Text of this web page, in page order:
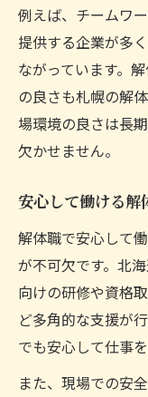
例えば、チームワ
提供する企業が多
ながっています。
の良さも札幌の解
場環境の良さは長
欠かせません。
安心して働ける解
解体職で安心して
が不可欠です。北
向けの研修や資格
ど多角的な支援が
でも安心して仕事
また、現場での安